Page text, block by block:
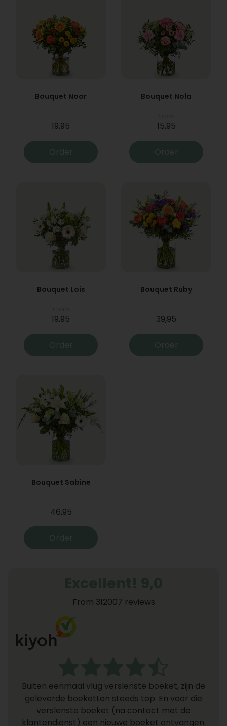
Bouquet Noor
19,95
Order
Bouquet Nola
15,95
Order
Bouquet Lois
19,95
Order
Bouquet Ruby
39,95
Order
Bouquet Sabine
46,95
Order
From 312007 reviews
Buiten eenmaal vlug verslenste boeket, zijn de
geleverde boeketten steeds top. En voor die
verslenste boeket (na contact met de
klantendienst) een nieuwe boeket ontvangen.